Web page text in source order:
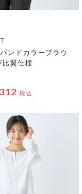
ンドカラーブラウ
翼仕様
税込